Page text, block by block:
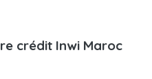
crédit Inwi Maroc